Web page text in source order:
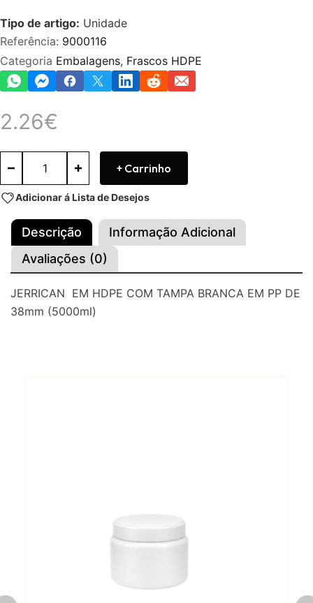
Tipo de artigo: Unidade
Referência: 9000116
Categoria Embalagens, Frascos HDPE
2.26€
+ Carrinho
Adicionar á Lista de Desejos
Descrição
Informação Adicional
Avaliações (0)
JERRICAN EM HDPE COM TAMPA BRANCA EM PP DE
38mm (5000ml)